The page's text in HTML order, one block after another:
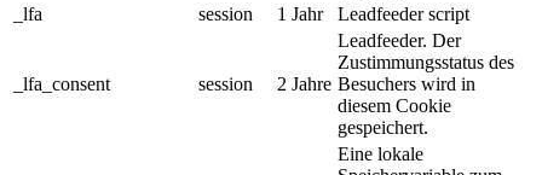
_lfa
session 1 Jahr Leadfeeder script
_lfa_consent session 2 Jahre
Leadfeeder. Der
Zustimmungsstatus des
Besuchers wird in
diesem Cookie
gespeichert.
Eine lokale